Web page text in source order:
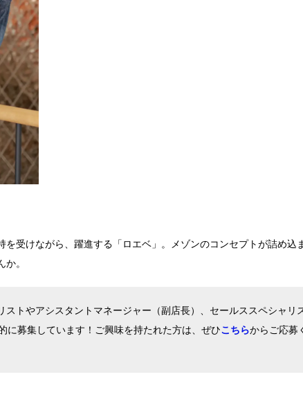
を受けながら、躍進する「ロエベ」。メゾンのコンセプトが詰め込
。
ストやアシスタントマネージャー（副店長）、セールススペシャリ
に募集しています！ご興味を持たれた方は、ぜひこちらからご応募